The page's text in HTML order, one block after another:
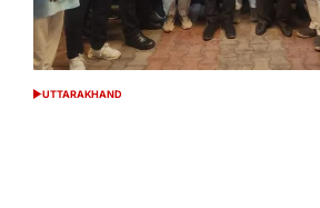
POSTED
UTTARAKHAND